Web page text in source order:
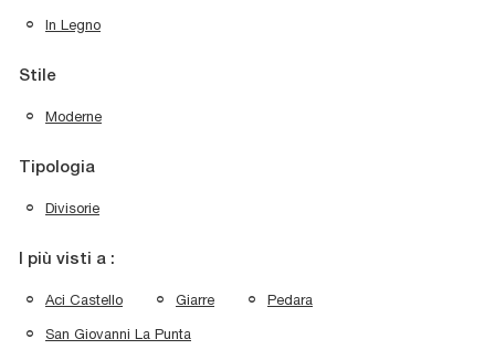
In Legno
Stile
Moderne
Tipologia
Divisorie
I più visti a :
Aci Castello Giarre Pedara
San Giovanni La Punta